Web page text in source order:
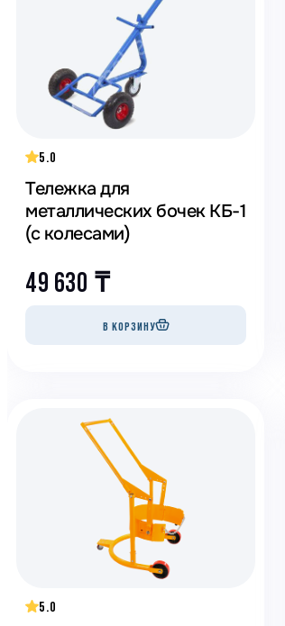
5.0
Тележка для
металлических бочек КБ-1
(с колесами)
49 630 ₸
В КОРЗИНУ
5.0